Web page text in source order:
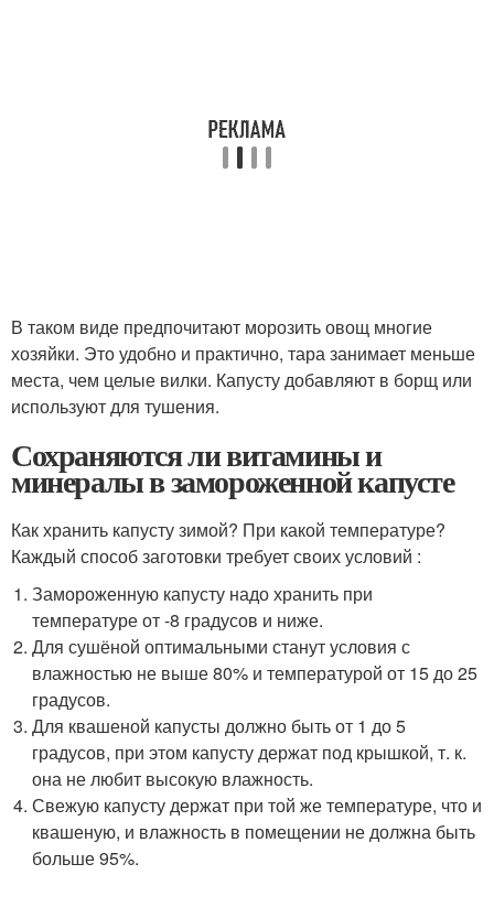
В таком виде предпочитают морозить овощ многие
хозяйки. Это удобно и практично, тара занимает меньше
места, чем целые вилки. Капусту добавляют в борщ или
используют для тушения.
Сохраняются ли витамины и
минералы в замороженной капусте
Как хранить капусту зимой? При какой температуре?
Каждый способ заготовки требует своих условий :
Замороженную капусту надо хранить при
температуре от -8 градусов и ниже.
Для сушёной оптимальными станут условия с
влажностью не выше 80% и температурой от 15 до 25
градусов.
Для квашеной капусты должно быть от 1 до 5
градусов, при этом капусту держат под крышкой, т. к.
она не любит высокую влажность.
Свежую капусту держат при той же температуре, что и
квашеную, и влажность в помещении не должна быть
больше 95%.